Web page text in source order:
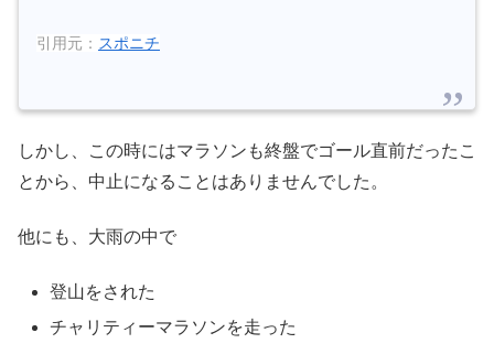
引用元： スポニチ
しかし、この時にはマラソンも終盤でゴール直前だったこ
とから、中止になることはありませんでした。
他にも、大雨の中で
登山をされた
チャリティーマラソンを走った